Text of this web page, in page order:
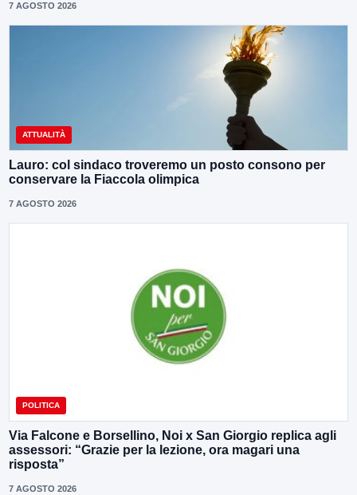
7 AGOSTO 2026
ATTUALITÀ
Lauro: col sindaco troveremo un posto consono per
conservare la Fiaccola olimpica
7 AGOSTO 2026
POLITICA
Via Falcone e Borsellino, Noi x San Giorgio replica agli
assessori: “Grazie per la lezione, ora magari una
risposta”
7 AGOSTO 2026